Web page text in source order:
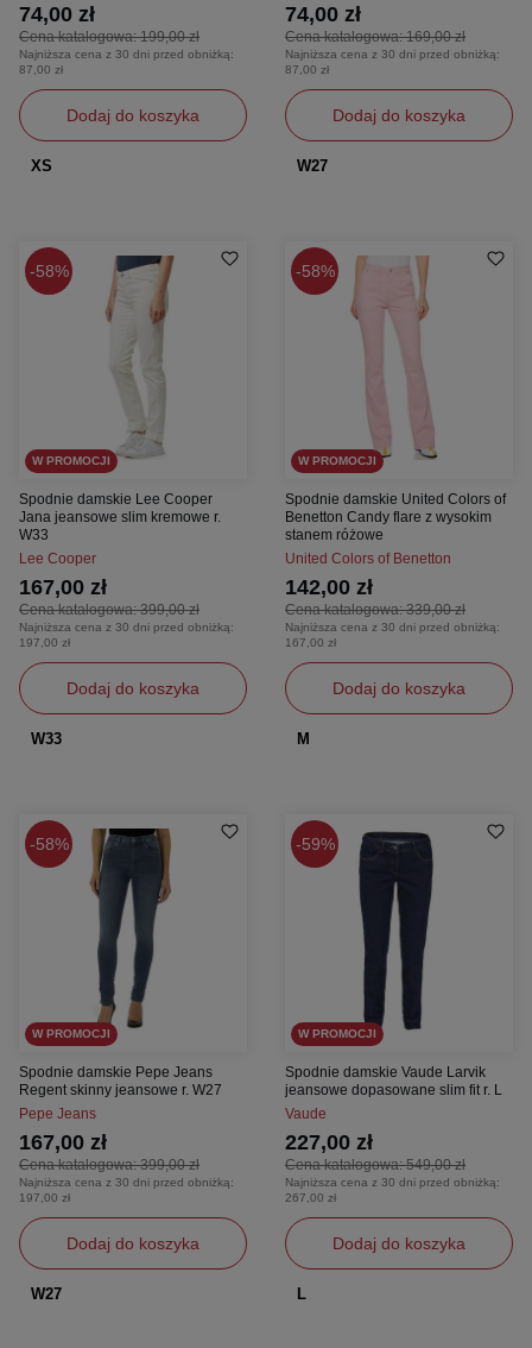
Cena katalogowa:199,00 zł
74,00 zł
Najniższa cena z 30 dni przed obniżką:
87,00 zł
Dodaj do koszyka
XS
Cena katalogowa:169,00 zł
74,00 zł
Najniższa cena z 30 dni przed obniżką:
87,00 zł
Dodaj do koszyka
W27
58%
W PROMOCJI
Spodnie damskie Lee Cooper
Jana jeansowe slim kremowe r.
W33
Lee Cooper
Cena katalogowa:399,00 zł
167,00 zł
Najniższa cena z 30 dni przed obniżką:
197,00 zł
Dodaj do koszyka
W33
58%
W PROMOCJI
Spodnie damskie United Colors of
Benetton Candy flare z wysokim
stanem różowe
United Colors of Benetton
Cena katalogowa:339,00 zł
142,00 zł
Najniższa cena z 30 dni przed obniżką:
167,00 zł
Dodaj do koszyka
M
58%
W PROMOCJI
Spodnie damskie Pepe Jeans
Regent skinny jeansowe r. W27
Pepe Jeans
Cena katalogowa:399,00 zł
167,00 zł
Najniższa cena z 30 dni przed obniżką:
197,00 zł
Dodaj do koszyka
W27
59%
W PROMOCJI
Spodnie damskie Vaude Larvik
jeansowe dopasowane slim fit r. L
Vaude
Cena katalogowa:549,00 zł
227,00 zł
Najniższa cena z 30 dni przed obniżką:
267,00 zł
Dodaj do koszyka
L